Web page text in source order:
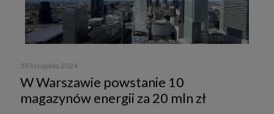
28 listopada 2024
W Warszawie powstanie 10
magazynów energii za 20 mln zł